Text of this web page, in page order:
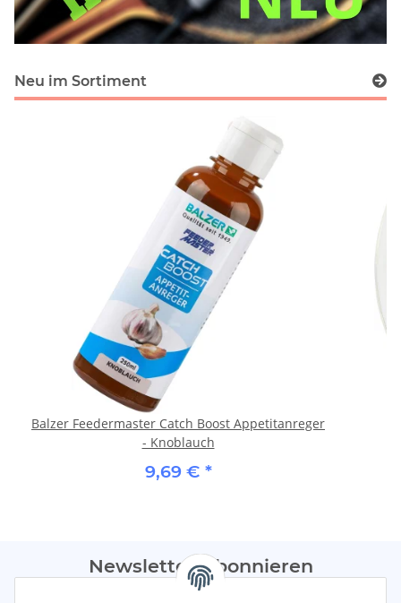
Neu im Sortiment
Balzer Feedermaster Catch Boost Appetitanreger
- Knoblauch
9,69 € *
Newsletter Abonnieren